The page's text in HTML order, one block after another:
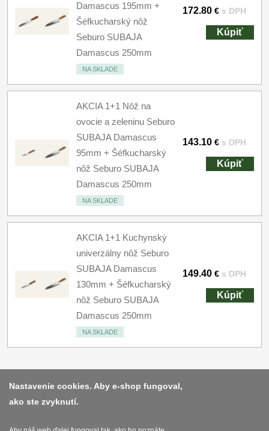
Damascus 195mm +
Šéfkucharský nôž
Seburo SUBAJA
Damascus 250mm
NA SKLADE
172.80 € s DPH
Kúpiť
AKCIA 1+1 Nôž na
ovocie a zeleninu Seburo
SUBAJA Damascus
95mm + Šéfkucharský
nôž Seburo SUBAJA
Damascus 250mm
NA SKLADE
143.10 € s DPH
Kúpiť
AKCIA 1+1 Kuchynský
univerzálny nôž Seburo
SUBAJA Damascus
130mm + Šéfkucharský
nôž Seburo SUBAJA
Damascus 250mm
NA SKLADE
149.40 € s DPH
Kúpiť
Platba a dodávka
Obchodní podmínky
Nastavenie cookies. Aby e-shop fungoval,
ako ste zvyknutí.